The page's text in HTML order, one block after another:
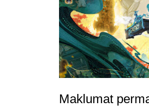
Maklumat